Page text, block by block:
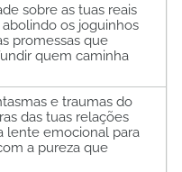
sobre as tuas reais
os joguinhos
promessas que
quem caminha
e traumas do
das tuas relações
lente emocional para
a pureza que